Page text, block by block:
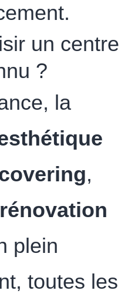
un centre
?
la
,
rénovation
plein
toutes les